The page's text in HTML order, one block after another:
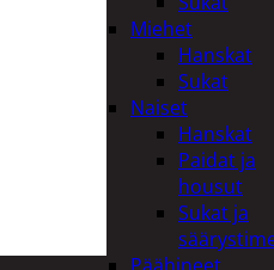
Miehet
Hanskat
Sukat
Naiset
Hanskat
Paidat ja
housut
Sukat ja